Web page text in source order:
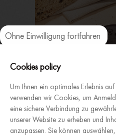
Ohne Einwilligung fortfahren
Cookies policy
Um Ihnen ein optimales Erlebnis
verwenden wir Cookies, um
eine sichere Verbindung zu
unserer Website zu erheben und
anzupassen. Sie können
Unsere Plattform ermöglicht es
Soft Machine
Pierre